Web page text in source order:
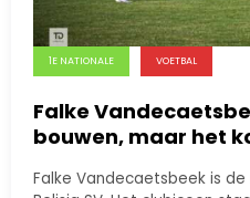
1E NATIONALE VOETBAL
Falke
bouwen, maar het
Falke Vandecaetsbeek is